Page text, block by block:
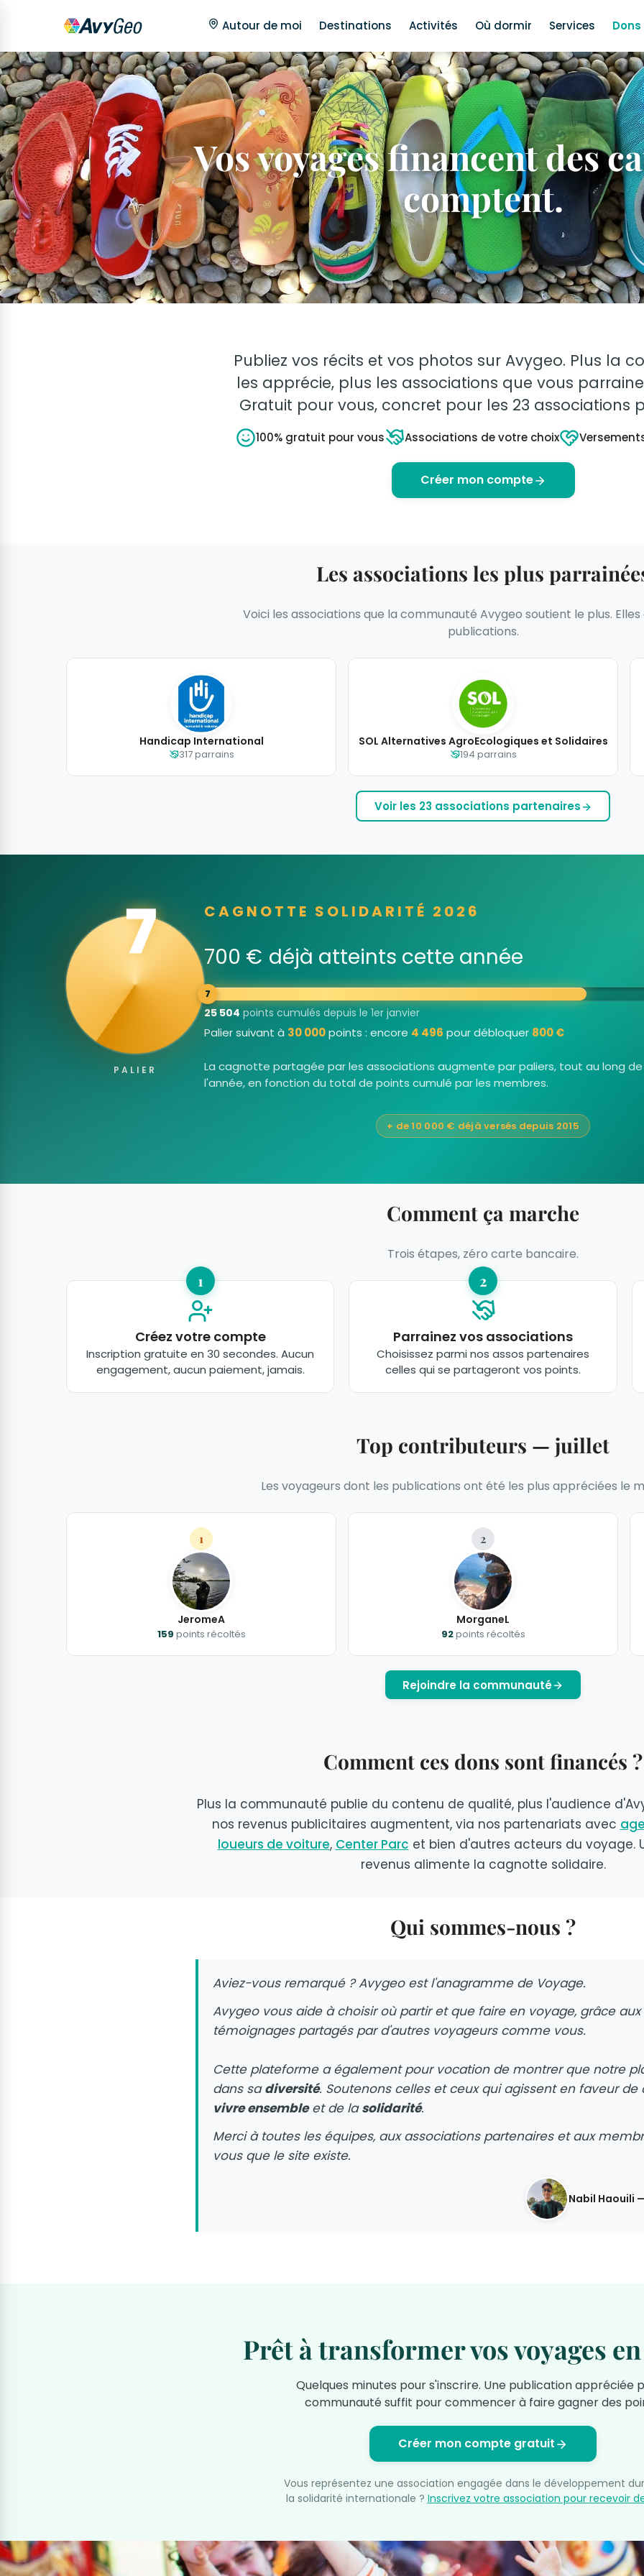
Autour de moi Destinations Activités Où dormir Services
Vos voyages financent des
comptent.
Publiez vos récits et vos photos sur Avygeo. Plus la
les apprécie, plus les associations que vous
Gratuit pour vous, concret pour les 23 associations
100% gratuit pour vous Associations de votre choix
Créer mon compte
Les associations les plus
Voici les associations que la communauté Avygeo soutient le plus.
publications.
Handicap International
317 parrains
SOL Alternatives AgroEcologiques et Solidaires
194 parrains
Voir les 23 associations partenaires
7
PALIER
CAGNOTTE SOLIDARITÉ 2026
700 € déjà atteints cette année
7
25 504 points cumulés depuis le 1er janvier
Palier suivant à 30 000points : encore 4 496 pour débloquer 800 €
La cagnotte partagée par les associations augmente par paliers, tout au long de
l'année, en fonction du total de points cumulé par les membres.
+ de 10 000 € déjà versés depuis 2015
Comment ça marche
Trois étapes, zéro carte bancaire.
1
Créez votre compte
Inscription gratuite en 30 secondes. Aucun
engagement, aucun paiement, jamais.
2
Parrainez vos associations
Choisissez parmi nos assos partenaires
celles qui se partageront vos points.
Top contributeurs — juillet
Les voyageurs dont les publications ont été les plus appréciées le
1
JeromeA
159 points récoltés
2
MorganeL
92points récoltés
Rejoindre la communauté
Comment ces dons sont financés ?
Plus la communauté publie du contenu de qualité, plus l'audience
nos revenus publicitaires augmentent, via nos partenariats avec
loueurs de voiture, Center Parc et bien d'autres acteurs du voyage.
revenus alimente la cagnotte solidaire.
Qui sommes-nous ?
Aviez-vous remarqué ? Avygeo est l'anagramme de Voyage.
Avygeo vous aide à choisir où partir et que faire en voyage, grâce
témoignages partagés par d'autres voyageurs comme vous.
Cette plateforme a également pour vocation de montrer que notre
dans sadiversité. Soutenons celles et ceux qui agissent en faveur de
vivre ensembleet de lasolidarité.
Merci à toutes les équipes, aux associations partenaires et aux
vous que le site existe.
Nabil Haouili
Prêt à transformer vos voyages
Quelques minutes pour s'inscrire. Une publication appréciée
communauté suffit pour commencer à faire gagner des
Créer mon compte gratuit
Vous représentez une association engagée dans le développement
la solidarité internationale ? Inscrivez votre association pour recevoir